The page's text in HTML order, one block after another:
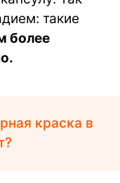
такие
более
краска в